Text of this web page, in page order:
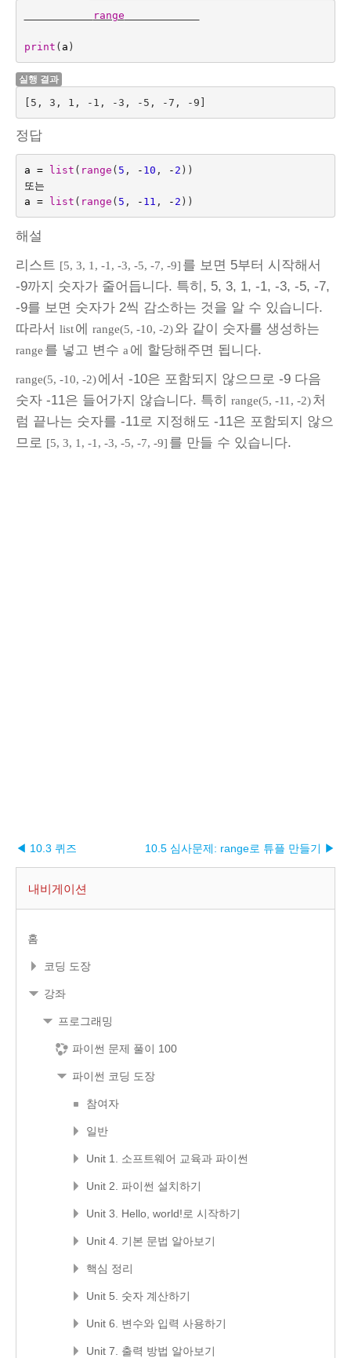
range
print ( a )
실행 결과
정답
a = list ( range ( 5 , - 10 , - 2 ))
또는
a = list ( range ( 5 , - 11 , - 2 ))
해설
리스트 [5, 3, 1, -1, -3, -5, -7, -9] 를 보면 5부터 시작해서
-9까지 숫자가 줄어듭니다. 특히, 5, 3, 1, -1, -3, -5, -7,
-9를 보면 숫자가 2씩 감소하는 것을 알 수 있습니다.
따라서 list에 range(5, -10, -2)와 같이 숫자를 생성하는
range 를 넣고 변수 a 에 할당해주면 됩니다.
range(5, -10, -2)에서 -10은 포함되지 않으므로 -9 다음
숫자 -11은 들어가지 않습니다. 특히 range(5, -11, -2)처
럼 끝나는 숫자를 -11로 지정해도 -11은 포함되지 않으
므로 [5, 3, 1, -1, -3, -5, -7, -9] 를 만들 수 있습니다.
◀ 10.3 퀴즈 10.5 심사문제: range로 튜플 만들기 ▶︎
내비게이션
홈
코딩 도장
강좌
프로그래밍
파이썬 문제 풀이 100
파이썬 코딩 도장
참여자
일반
Unit 1. 소프트웨어 교육과 파이썬
Unit 2. 파이썬 설치하기
Unit 3. Hello, world!로 시작하기
Unit 4. 기본 문법 알아보기
핵심 정리
Unit 5. 숫자 계산하기
Unit 6. 변수와 입력 사용하기
Unit 7. 출력 방법 알아보기